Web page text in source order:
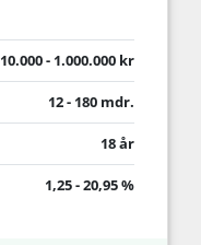
10.000 - 1.000.000 kr
12 - 180 mdr.
18 år
1,25 - 20,95 %